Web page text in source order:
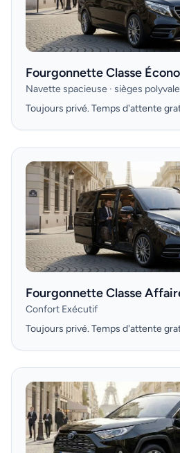
Fourgonnette Classe
Navette spacieuse · sièges
Toujours privé. Temps d'attente
Fourgonnette Classe
Confort Exécutif
Toujours privé. Temps d'attente